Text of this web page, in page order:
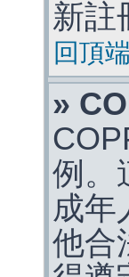
新註
回頂端
»
例。
成年
他合